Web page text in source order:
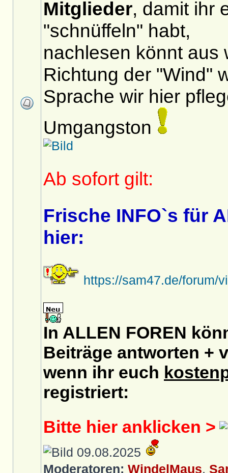
Mitglieder, damit ihr
"schnüffeln" habt,
nachlesen könnt aus
Richtung der "Wind"
Sprache wir hier
Umgangston
Ab sofort gilt:
Frische INFO`s für
hier:
https://sam47.de/forum/
In ALLEN FOREN
Beiträge antworten +
wenn ihr euch
registriert:
Bitte hier anklicken >
09.08.2025
Moderatoren: WindelMaus,